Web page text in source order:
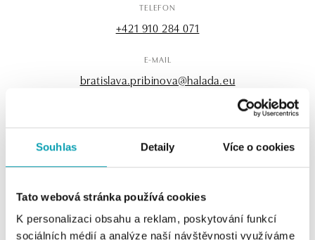
Souhlas Detaily Více o cookies
Tato webová stránka používá cookies
K personalizaci obsahu a reklam, poskytování funkcí
sociálních médií a analýze naší návštěvnosti využíváme
TELEFON
+421 910 284 071
E-MAIL
bratislava.pribinova@halada.eu
OTEVÍRACÍ HODINY
Úterý
10:00 - 21:00
Středa
10:00 - 21:00